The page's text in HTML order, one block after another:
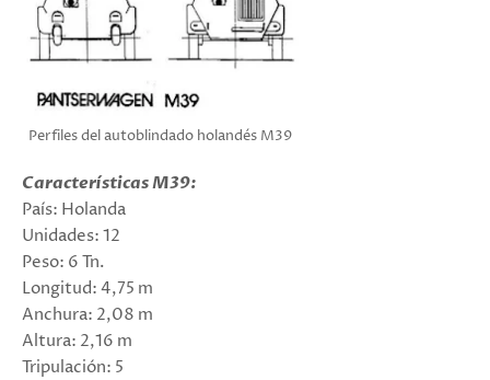
Perfiles del autoblindado holandés M39
Características M39:
País: Holanda
Unidades: 12
Peso: 6 Tn.
Longitud: 4,75 m
Anchura: 2,08 m
Altura: 2,16 m
Tripulación: 5